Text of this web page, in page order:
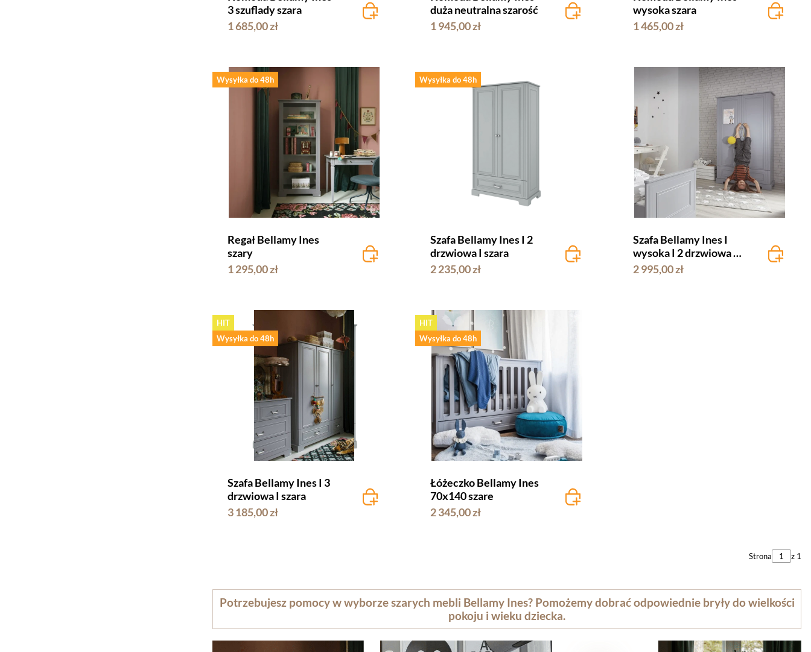
3 szuflady szara
1 685,00 zł
duża neutralna szarość
1 945,00 zł
wysoka szara
1 465,00 zł
Wysyłka do 48h
Regał Bellamy Ines
szary
1 295,00 zł
Wysyłka do 48h
Szafa Bellamy Ines I 2
drzwiowa I szara
2 235,00 zł
Szafa Bellamy Ines I
wysoka I 2 drzwiowa I
szara
2 995,00 zł
HIT
Wysyłka do 48h
Szafa Bellamy Ines I 3
drzwiowa I szara
3 185,00 zł
HIT
Wysyłka do 48h
Łóżeczko Bellamy Ines
70x140 szare
2 345,00 zł
Strona z 1
Potrzebujesz pomocy w wyborze szarych mebli Bellamy Ines? Pomożemy dobrać odpowiednie bryły do wielkości
pokoju i wieku dziecka.